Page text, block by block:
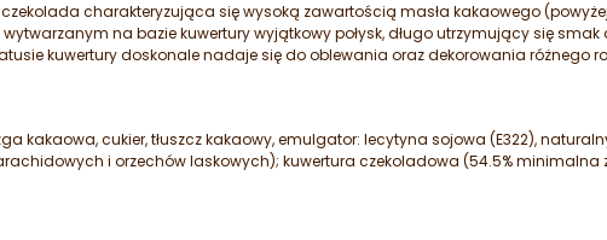
charakteryzująca się wysoką zawartością masła kakaowego
na bazie kuwertury wyjątkowy połysk, długo utrzymujący się
kuwertury doskonale nadaje się do oblewania oraz dekorowania różnego
kakaowa, cukier, tłuszcz kakaowy, emulgator: lecytyna sojowa (E322),
i orzechów laskowych); kuwertura czekoladowa (54.5% minimalna